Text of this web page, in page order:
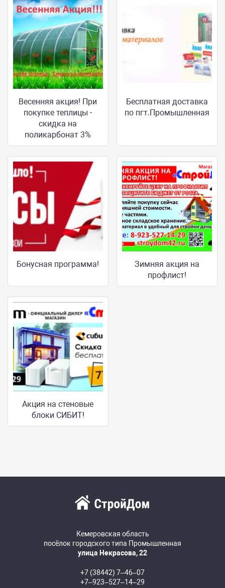
Весенняя акция! При
покупке теплицы -
скидка на
поликарбонат 3%
Бесплатная доставка
по пгт.Промышленная
Бонусная программа!
Зимняя акция на
профлист!
Акция на стеновые
блоки СИБИТ!
Кемеровская область
посёлок городского типа Промышленная
улица Некрасова, 22
+7 (38442) 7‒46‒07
+7‒923‒527‒14‒29